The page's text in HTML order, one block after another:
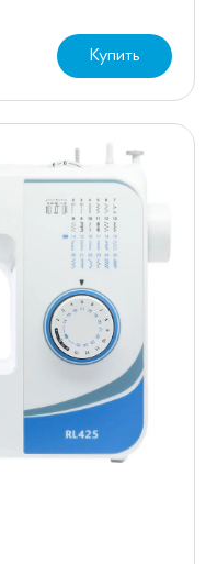
Купить